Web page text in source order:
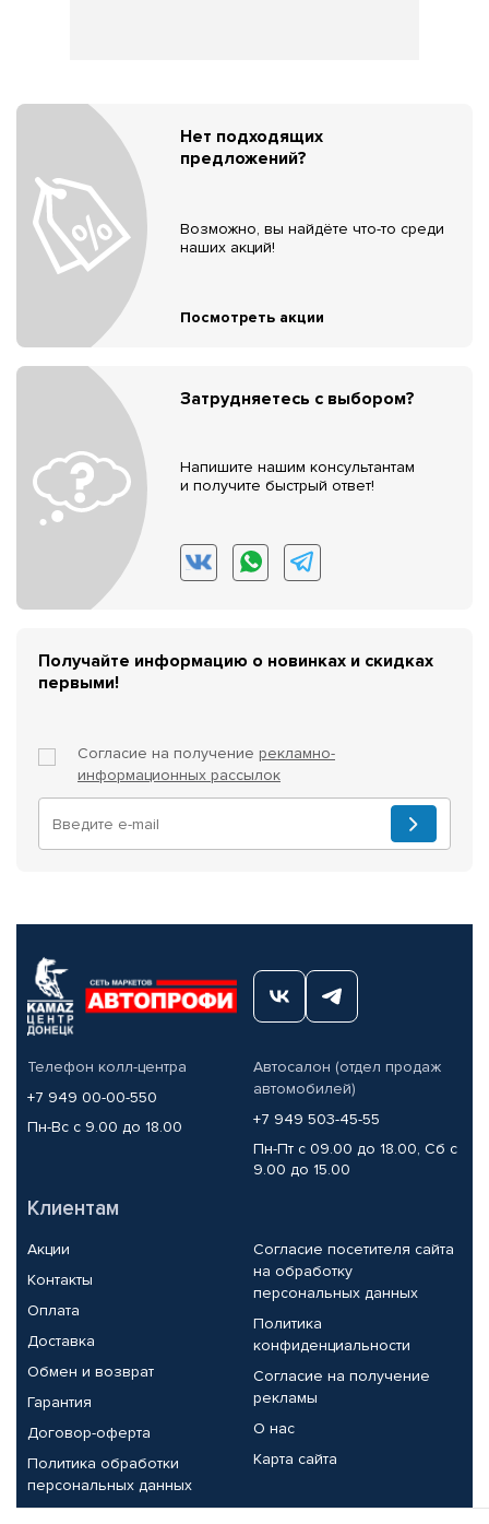
Нет подходящих
предложений?
Возможно, вы найдёте что-то среди
наших акций!
Посмотреть акции
Затрудняетесь с выбором?
Напишите нашим консультантам
и получите быстрый ответ!
Получайте информацию о новинках и скидках
первыми!
Согласие на получение рекламно-
информационных рассылок
Телефон колл-центра
+7 949 00-00-550
Пн-Вс с 9.00 до 18.00
Автосалон (отдел продаж
автомобилей)
+7 949 503-45-55
Пн-Пт с 09.00 до 18.00, Сб с
9.00 до 15.00
Клиентам
Акции
Контакты
Оплата
Доставка
Обмен и возврат
Гарантия
Договор-оферта
Политика обработки
персональных данных
Согласие посетителя сайта
на обработку
персональных данных
Политика
конфиденциальности
Согласие на получение
рекламы
О нас
Карта сайта